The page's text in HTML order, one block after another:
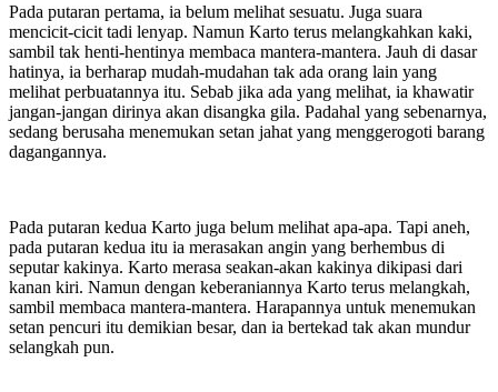
Pada putaran pertama, ia belum melihat sesuatu. Juga suara
mencicit-cicit tadi lenyap. Namun Karto terus melangkahkan kaki,
sambil tak henti-hentinya membaca mantera-mantera. Jauh di dasar
hatinya, ia berharap mudah-mudahan tak ada orang lain yang
melihat perbuatannya itu. Sebab jika ada yang melihat, ia khawatir
jangan-jangan dirinya akan disangka gila. Padahal yang sebenarnya,
sedang berusaha menemukan setan jahat yang menggerogoti barang
dagangannya.
Pada putaran kedua Karto juga belum melihat apa-apa. Tapi aneh,
pada putaran kedua itu ia merasakan angin yang berhembus di
seputar kakinya. Karto merasa seakan-akan kakinya dikipasi dari
kanan kiri. Namun dengan keberaniannya Karto terus melangkah,
sambil membaca mantera-mantera. Harapannya untuk menemukan
setan pencuri itu demikian besar, dan ia bertekad tak akan mundur
selangkah pun.